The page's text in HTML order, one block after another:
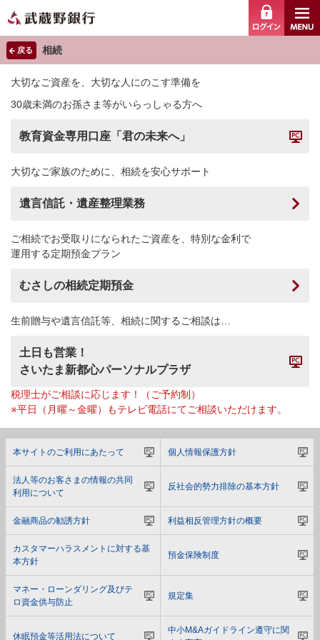
ログイ
戻る 相続
大切なご資産を、大切な人にのこす準備を
30歳未満のお孫さま等がいらっしゃる方へ
教育資金専用口座「君の未来へ」
大切なご家族のために、相続を安心サポート
遺言信託・遺産整理業務
ご相続でお受取りになられたご資産を、特別な金利で
運用する定期預金プラン
むさしの相続定期預金
生前贈与や遺言信託等、相続に関するご相談は…
土日も営業！
さいたま新都心パーソナルプラザ
税理士がご相談に応じます！（ご予約制）
※平日（月曜～金曜）もテレビ電話にてご相談いただけます。
本サイトのご利用にあたって 個人情報保護方針
法人等のお客さまの情報の共同
利用について
反社会的勢力排除の基本方針
金融商品の勧誘方針 利益相反管理方針の概要
カスタマーハラスメントに対する基
本方針
預金保険制度
マネー・ローンダリング及びテ
ロ資金供与防止
規定集
休眠預金等活用法について
中小M&Aガイドライン遵守に関